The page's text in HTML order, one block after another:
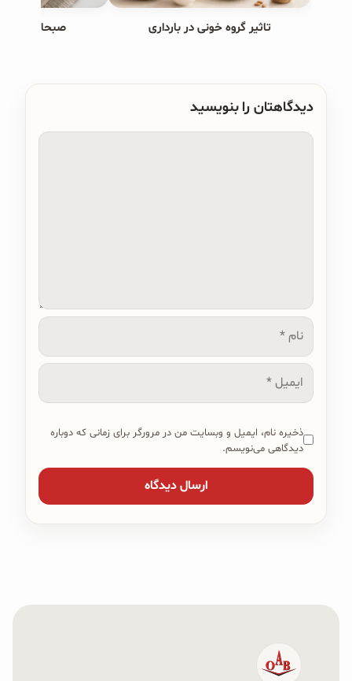
تاثیر گروه خونی در بارداری صبحانه های
دیدگاهتان را بنویسید
نام
ایمیل
ذخیره نام، ایمیل و وبسایت من در مرورگر برای زمانی که دوباره
دیدگاهی می‌نویسم.